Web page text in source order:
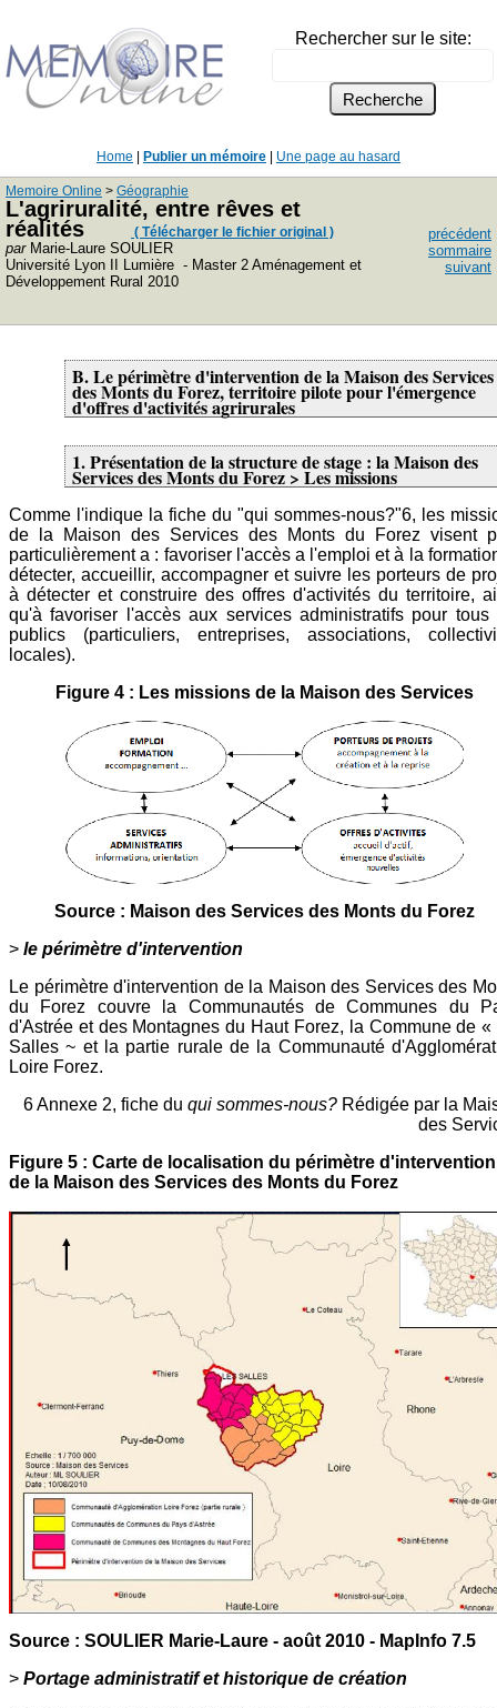
Rechercher sur le site:
Home Publier un mémoire Une page au hasard
Memoire Online > Géographie
L'agriruralité, entre rêves et
réalités
( Télécharger le fichier original )
parMarie-Laure SOULIER
Université Lyon II Lumière - Master 2 Aménagement et
Développement Rural 2010
précédent
sommaire
suivant
B. Le périmètre d'intervention de la Maison des Services
des Monts du Forez, territoire pilote pour l'émergence
d'offres d'activités agrirurales
1. Présentation de la structure de stage : la Maison des
Services des Monts du Forez > Les missions
Comme l'indique la fiche du "qui sommes-nous?"6, les
de la Maison des Services des Monts du Forez visent
particulièrement a : favoriser l'accès a l'emploi et à la
détecter, accueillir, accompagner et suivre les porteurs de
à détecter et construire des offres d'activités du territoire,
qu'à favoriser l'accès aux services administratifs pour tous
publics (particuliers, entreprises, associations,
locales).
Figure 4 : Les missions de la Maison des Services
Source : Maison des Services des Monts du Forez
> le périmètre d'intervention
Le périmètre d'intervention de la Maison des Services des
du Forez couvre la Communautés de Communes du
d'Astrée et des Montagnes du Haut Forez, la Commune de «
Salles ~ et la partie rurale de la Communauté
Loire Forez.
6 Annexe 2, fiche du qui sommes-nous? Rédigée par la
des
Figure 5 : Carte de localisation du périmètre d'intervention
de la Maison des Services des Monts du Forez
Source : SOULIER Marie-Laure - août 2010 - MapInfo 7.5
> Portage administratif et historique de création